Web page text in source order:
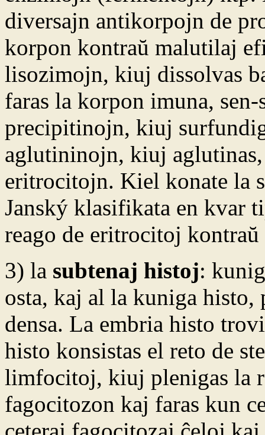
diversajn antikorpojn de
korpon kontraŭ malutilaj
lisozimojn, kiuj dissolvas
faras la korpon imuna,
precipitinojn, kiuj
aglutininojn, kiuj
eritrocitojn. Kiel konate la
Janský klasifikata en kvar
reago de eritrocitoj
3) la subtenaj histoj:
osta, kaj al la kuniga histo,
densa. La embria histo
histo konsistas el reto de
limfocitoj, kiuj plenigas la
fagocitozon kaj faras kun